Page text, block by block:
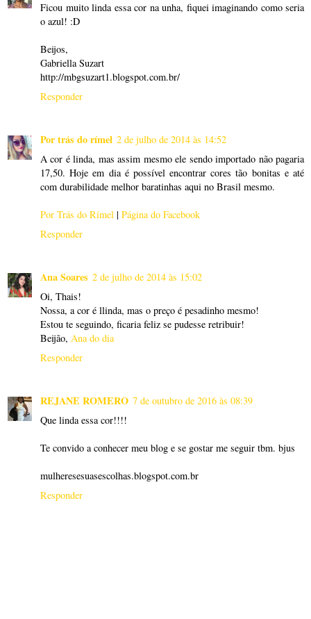
Ficou muito linda essa cor na unha, fiquei imaginando como seria
o azul! :D
Beijos,
Gabriella Suzart
http://mbgsuzart1.blogspot.com.br/
Responder
Por trás do rímel 2 de julho de 2014 às 14:52
A cor é linda, mas assim mesmo ele sendo importado não pagaria
17,50. Hoje em dia é possível encontrar cores tão bonitas e até
com durabilidade melhor baratinhas aqui no Brasil mesmo.
Por Trás do Rímel | Página do Facebook
Responder
Ana Soares 2 de julho de 2014 às 15:02
Oi, Thais!
Nossa, a cor é llinda, mas o preço é pesadinho mesmo!
Estou te seguindo, ficaria feliz se pudesse retribuir!
Beijão, Ana do dia
Responder
REJANE ROMERO 7 de outubro de 2016 às 08:39
Que linda essa cor!!!!
Te convido a conhecer meu blog e se gostar me seguir tbm. bjus
mulheresesuasescolhas.blogspot.com.br
Responder